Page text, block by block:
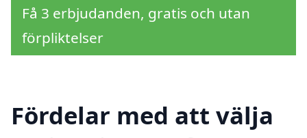
Få 3 erbjudanden, gratis och utan
förpliktelser
Fördelar med att välja